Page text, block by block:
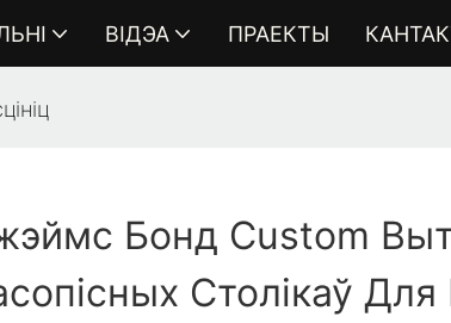
ВІДЭА ПРАЕКТЫ
Бонд Custom
Столікаў Для